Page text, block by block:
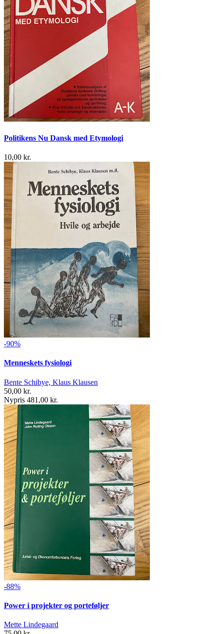
Politikens Nu Dansk med Etymologi
10,00 kr.
-90%
Menneskets fysiologi
Bente Schibye, Klaus Klausen
50,00 kr.
Nypris 481,00 kr.
-88%
Power i projekter og porteføljer
Mette Lindegaard